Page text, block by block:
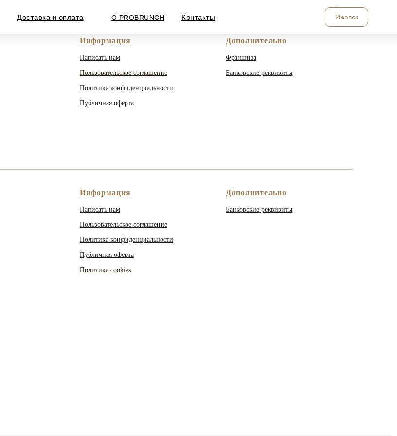
Контакты
О PROBRUNCH
Доставка и оплата Ижевск
Информация
Написать нам
Пользовательское соглашение
Политика конфиденциальности
Публичная оферта
Дополнительно
Франшиза
Банковские реквизиты
Информация
Написать нам
Пользовательское соглашение
Политика конфиденциальности
Публичная оферта
Политика cookies
Дополнительно
Банковские реквизиты